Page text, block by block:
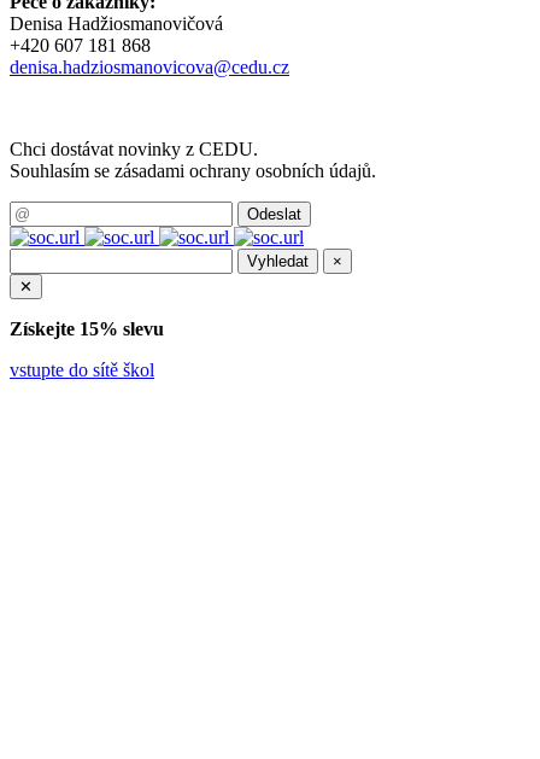
Denisa Hadžiosmanovičová
+420 607 181 868
denisa.hadziosmanovicova@cedu.cz
Chci dostávat novinky z CEDU.
Souhlasím se zásadami ochrany osobních údajů.
×
✕
Získejte 15% slevu
vstupte do sítě škol